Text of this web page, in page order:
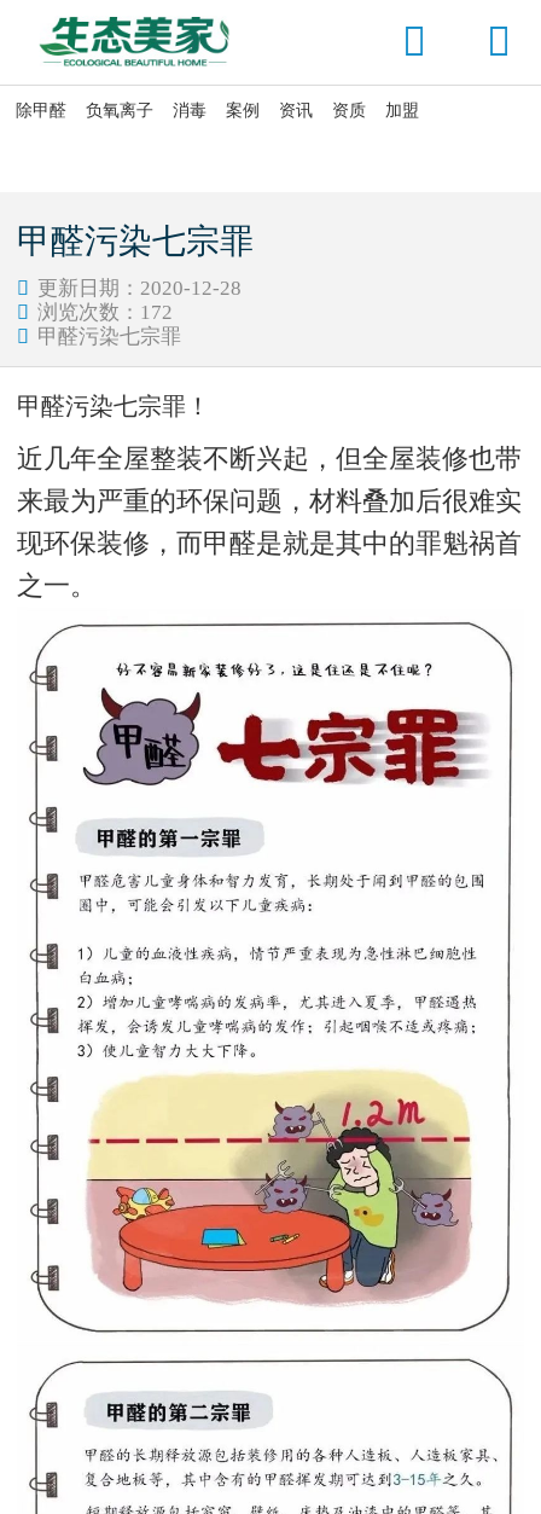


除甲醛 负氧离子 消毒 案例 资讯 资质 加盟
甲醛污染七宗罪
 更新日期：2020-12-28
 浏览次数： 172
 甲醛污染七宗罪
甲醛污染七宗罪！
近几年全屋整装不断兴起，但全屋装修也带
来最为严重的环保问题，材料叠加后很难实
现环保装修，而甲醛是就是其中的罪魁祸首
之一。